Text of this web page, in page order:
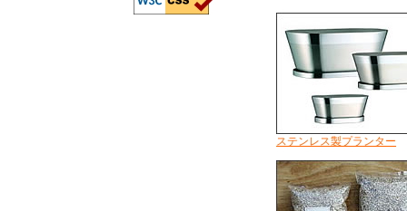
ステンレス製プランター